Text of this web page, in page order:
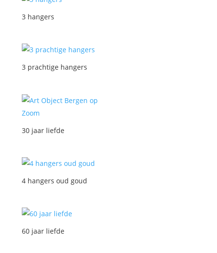
3 hangers
3 prachtige hangers
30 jaar liefde
4 hangers oud goud
60 jaar liefde